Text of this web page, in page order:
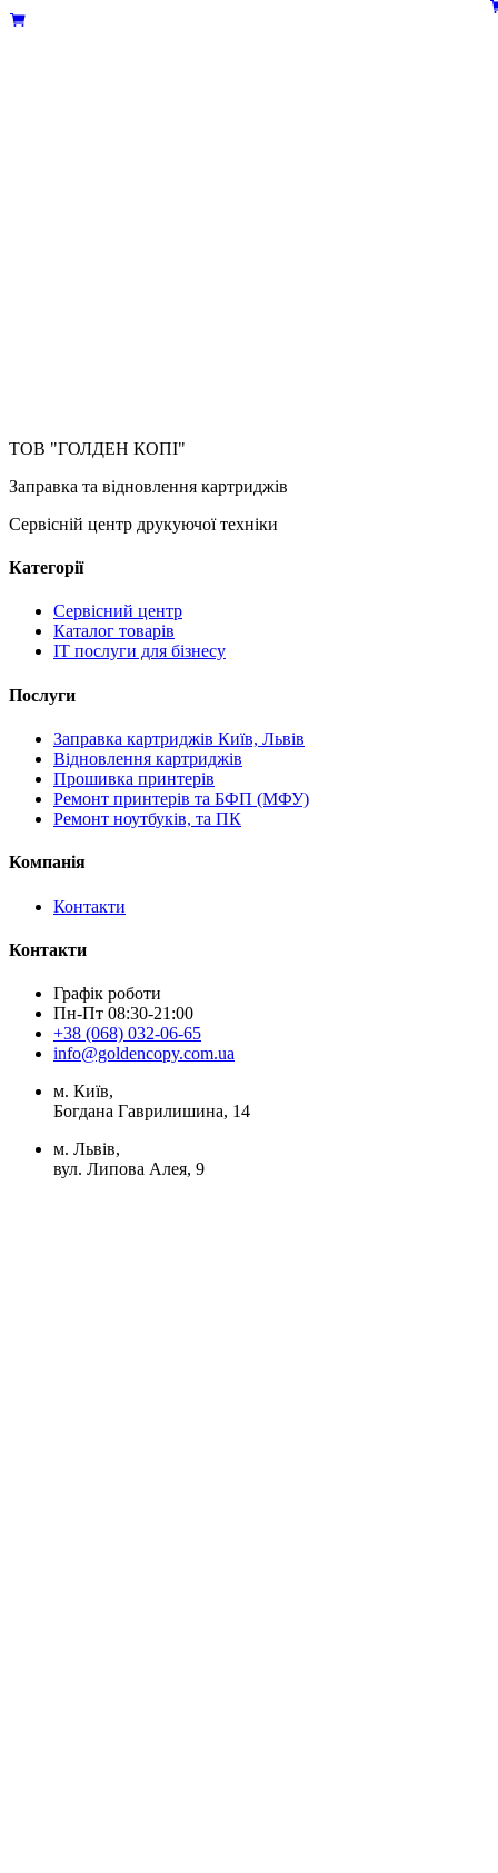
ТОВ "ГОЛДЕН КОПІ"
Заправка та відновлення картриджів
Сервісній центр друкуючої техніки
Категорії
Сервісний центр
Каталог товарів
IT послуги для бізнесу
Послуги
Заправка картриджів Київ, Львів
Відновлення картриджів
Прошивка принтерів
Ремонт принтерів та БФП (МФУ)
Ремонт ноутбуків, та ПК
Компанія
Контакти
Контакти
Графік роботи
Пн-Пт 08:30-21:00
+38 (068) 032-06-65
info@goldencopy.com.ua
м. Київ,
Богдана Гаврилишина, 14
м. Львів,
вул. Липова Алея, 9